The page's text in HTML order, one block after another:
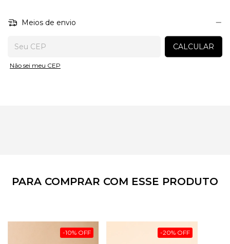
Meios de envio
CALCULAR
Não sei meu CEP
PARA COMPRAR COM ESSE PRODUTO
-10% OFF -20% OFF